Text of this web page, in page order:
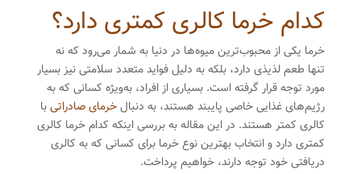
کدام خرما کالری کمتری دارد؟
خرما یکی از محبوب‌ترین میوه‌ها در دنیا به شمار می‌رود که نه
تنها طعم لذیذی دارد، بلکه به دلیل فواید متعدد سلامتی نیز بسیار
مورد توجه قرار گرفته است. بسیاری از افراد، به‌ویژه کسانی که به
رژیم‌های غذایی خاصی پایبند هستند، به دنبالخرمای صادراتیبا
کالری کمتر هستند. در این مقاله به بررسی اینکه کدام خرما کالری
کمتری دارد و انتخاب بهترین نوع خرما برای کسانی که به کالری
دریافتی خود توجه دارند، خواهیم پرداخت.